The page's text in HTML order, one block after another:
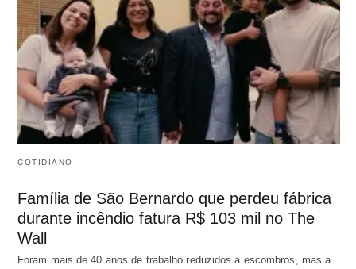
COTIDIANO
Família de São Bernardo que perdeu fábrica
durante incêndio fatura R$ 103 mil no The
Wall
Foram mais de 40 anos de trabalho reduzidos a escombros, mas a